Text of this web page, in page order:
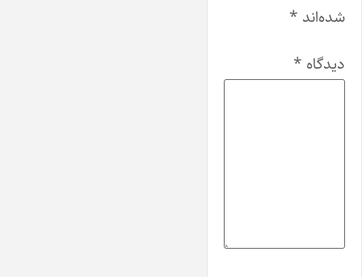
شده‌اند *
دیدگاه *